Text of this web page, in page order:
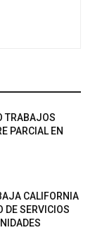
TRABAJOS
PARCIAL EN
CALIFORNIA
DE SERVICIOS